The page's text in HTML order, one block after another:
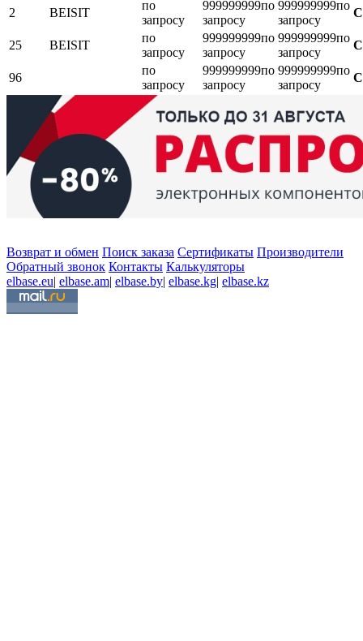
2 BEISIT
по
запросу
999999999по
запросу
999999999по
запросу
25 BEISIT
по
запросу
999999999по
запросу
999999999по
запросу
96
по
запросу
999999999по
запросу
999999999по
запросу
Возврат и обмен Поиск заказа Сертификаты Производители
Обратный звонок Контакты Калькуляторы
elbase.eu| elbase.am| elbase.by| elbase.kg| elbase.kz